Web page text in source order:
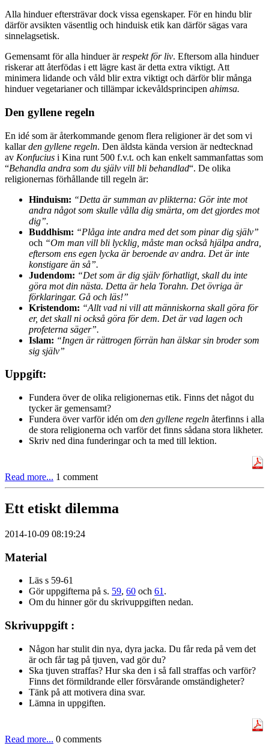
Alla hinduer eftersträvar dock vissa egenskaper. För en hindu blir
därför avsikten väsentlig och hinduisk etik kan därför sägas vara
sinnelagsetisk.
Gemensamt för alla hinduer ärrespekt för liv. Eftersom alla hinduer
riskerar att återfödas i ett lägre kast är detta extra viktigt. Att
minimera lidande och våld blir extra viktigt och därför blir många
hinduer vegetarianer och tillämpar ickevåldsprincipen ahimsa.
Den gyllene regeln
En idé som är återkommande genom flera religioner är det som vi
kallarden gyllene regeln. Den äldsta kända version är nedtecknad
av Konfucius i Kina runt 500 f.v.t. och kan enkelt sammanfattas som
“Behandla andra som du själv vill bli behandlad“. De olika
religionernas förhållande till regeln är:
Hinduism: “Detta är summan av plikterna: Gör inte mot
andra något som skulle vålla dig smärta, om det gjordes mot
dig”.
Buddhism: “Plåga inte andra med det som pinar dig själv”
och “Om man vill bli lycklig, måste man också hjälpa andra,
eftersom ens egen lycka är beroende av andra. Det är inte
konstigare än så”.
Judendom: “Det som är dig själv förhatligt, skall du inte
göra mot din nästa. Detta är hela Torahn. Det övriga är
förklaringar. Gå och läs!”
Kristendom: “Allt vad ni vill att människorna skall göra för
er, det skall ni också göra för dem. Det är vad lagen och
profeterna säger”.
Islam: “Ingen är rättrogen förrän han älskar sin broder som
sig själv”
Uppgift:
Fundera över de olika religionernas etik. Finns det något du
tycker är gemensamt?
Fundera över varför idén om den gyllene regeln återfinns i alla
de stora religionerna och varför det finns sådana stora likheter.
Skriv ned dina funderingar och ta med till lektion.
Read more... 1 comment
Ett etiskt dilemma
2014-10-09 08:19:24
Material
Läs s 59-61
Gör uppgifterna på s. 59, 60 och 61 .
Om du hinner gör du skrivuppgiften nedan.
Skrivuppgift :
Någon har stulit din nya, dyra jacka. Du får reda på vem det
är och får tag på tjuven, vad gör du?
Ska tjuven straffas? Hur ska den i så fall straffas och varför?
Finns det förmildrande eller försvårande omständigheter?
Tänk på att motivera dina svar.
Lämna in uppgiften.
Read more... 0 comments